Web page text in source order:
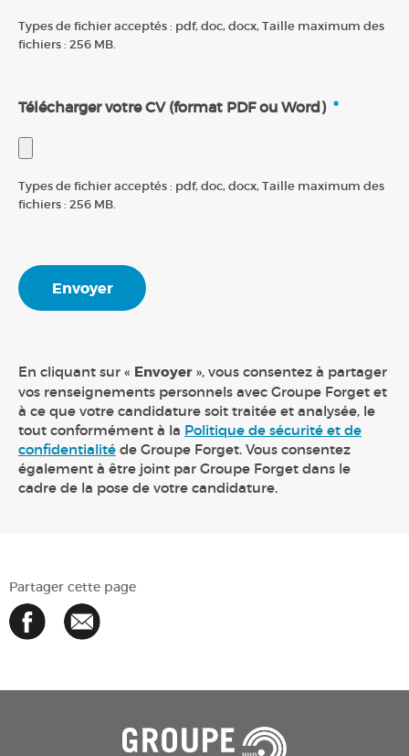
Types de fichier acceptés : pdf, doc, docx, Taille maximum des
fichiers : 256 MB.
Télécharger votre CV (format PDF ou Word) *
Types de fichier acceptés : pdf, doc, docx, Taille maximum des
fichiers : 256 MB.
En cliquant sur « Envoyer», vous consentez à partager
vos renseignements personnels avec Groupe Forget et
à ce que votre candidature soit traitée et analysée, le
tout conformément à la Politique de sécurité et de
confidentialité de Groupe Forget. Vous consentez
également à être joint par Groupe Forget dans le
cadre de la pose de votre candidature.
Partager cette page